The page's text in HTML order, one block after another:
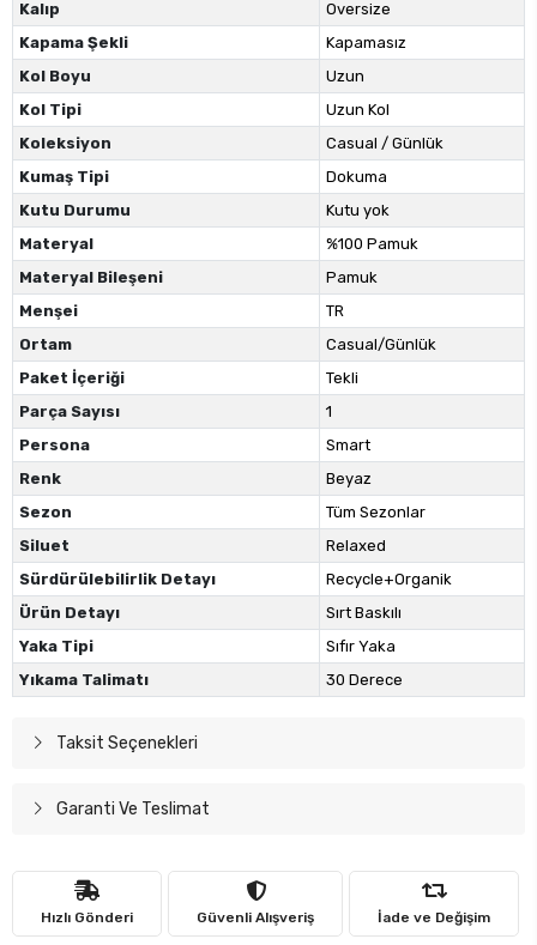
Kalıp
Oversize
Kapama Şekli
Kapamasız
Kol Boyu
Uzun
Kol Tipi
Uzun Kol
Koleksiyon
Casual / Günlük
Kumaş Tipi
Dokuma
Kutu Durumu
Kutu yok
Materyal
%100 Pamuk
Materyal Bileşeni
Pamuk
Menşei
TR
Ortam
Casual/Günlük
Paket İçeriği
Tekli
Parça Sayısı
1
Persona
Smart
Renk
Beyaz
Sezon
Tüm Sezonlar
Siluet
Relaxed
Sürdürülebilirlik Detayı
Recycle+Organik
Ürün Detayı
Sırt Baskılı
Yaka Tipi
Sıfır Yaka
Yıkama Talimatı
30 Derece
Taksit Seçenekleri
Garanti Ve Teslimat
Hızlı Gönderi Güvenli Alışveriş İade ve Değişim